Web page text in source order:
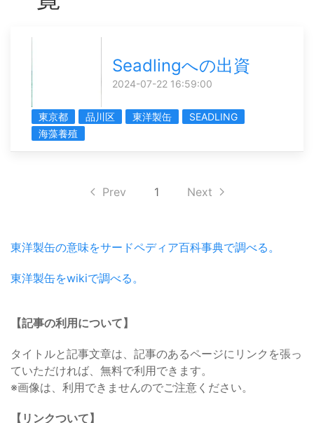
Seadlingへの出資
2024-07-22 16:59:00
東京都 品川区 東洋製缶
SEADLING
海藻養殖
Prev 1 Next
東洋製缶の意味をサードペディア百科事典で調べる。
東洋製缶をwikiで調べる。
【記事の利用について】
タイトルと記事文章は、記事のあるページにリンクを張っ
ていただければ、無料で利用できます。
※画像は、利用できませんのでご注意ください。
【リンクついて】